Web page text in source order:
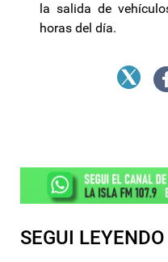
la salida de
horas del día.
SEGUI LEYENDO